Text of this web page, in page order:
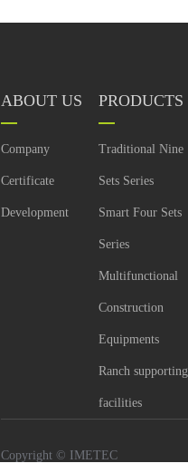
ABOUT US
Company
Certificate
Development
PRODUCTS
Traditional Nine
Sets Series
Smart Four Sets
Series
Multifunctional
Construction
Equipments
Ranch supporting
facilities
Copyright © IMETEC